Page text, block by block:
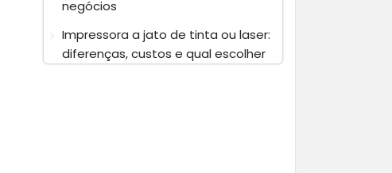
negócios
Impressora a jato de tinta ou laser:
diferenças, custos e qual escolher